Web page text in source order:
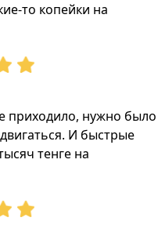
то копейки на
приходило, нужно было
И быстрые
тенге на